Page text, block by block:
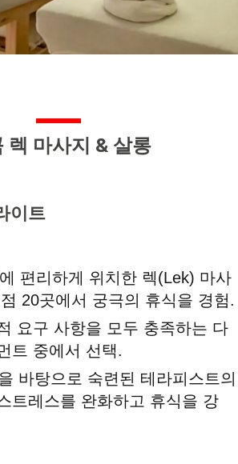
렉 마사지 & 살롱
이트
편리하게 위치한 렉(Lek) 마사
20곳에서 궁극의 휴식을 경험.
요구 사항을 모두 충족하는 다
트 중에서 선택.
바탕으로 숙련된 테라피스트의
트레스를 완화하고 휴식을 강